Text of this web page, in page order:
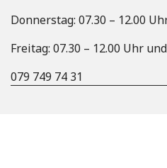
Donnerstag: 07.30 – 12.00
Freitag: 07.30 – 12.00 Uhr
079 749 74 31